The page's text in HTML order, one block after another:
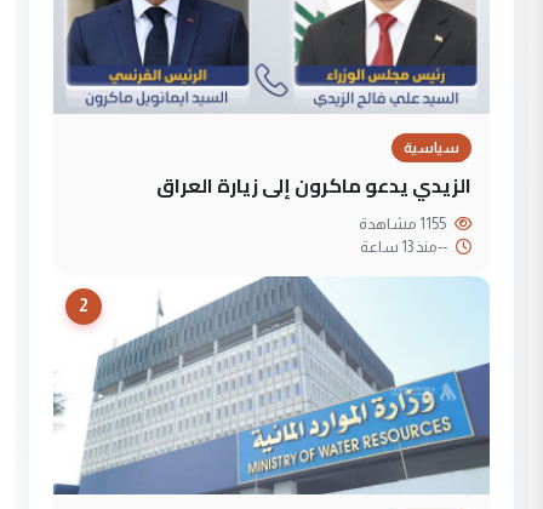
سياسية
الزيدي يدعو ماكرون إلى زيارة العراق
--منذ 13 ساعة
2